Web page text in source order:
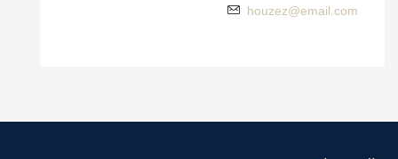
houzez@email.com